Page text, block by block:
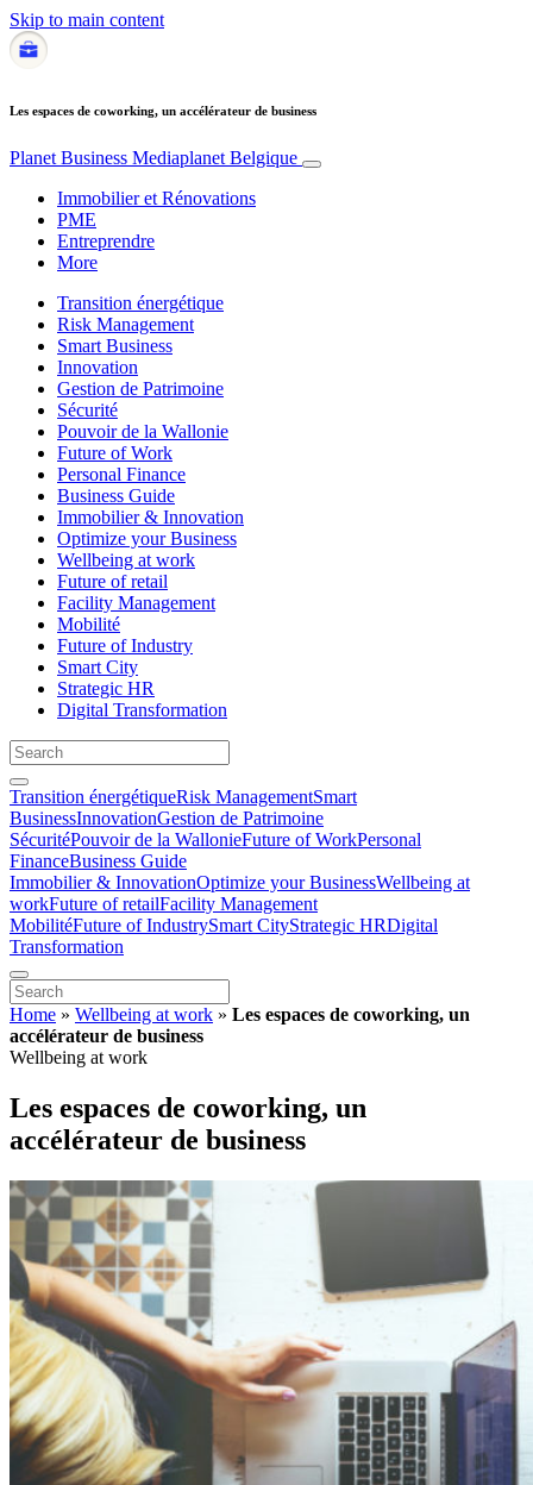
Skip to main content
Les espaces de coworking, un accélérateur de business
Planet Business Mediaplanet Belgique
Immobilier et Rénovations
PME
Entreprendre
More
Transition énergétique
Risk Management
Smart Business
Innovation
Gestion de Patrimoine
Sécurité
Pouvoir de la Wallonie
Future of Work
Personal Finance
Business Guide
Immobilier & Innovation
Optimize your Business
Wellbeing at work
Future of retail
Facility Management
Mobilité
Future of Industry
Smart City
Strategic HR
Digital Transformation
Transition énergétiqueRisk ManagementSmart
BusinessInnovationGestion de Patrimoine
SécuritéPouvoir de la WallonieFuture of WorkPersonal
FinanceBusiness Guide
Immobilier & InnovationOptimize your BusinessWellbeing at
workFuture of retailFacility Management
MobilitéFuture of IndustrySmart CityStrategic HRDigital
Transformation
Home » Wellbeing at work » Les espaces de coworking, un
accélérateur de business
Wellbeing at work
Les espaces de coworking, un
accélérateur de business